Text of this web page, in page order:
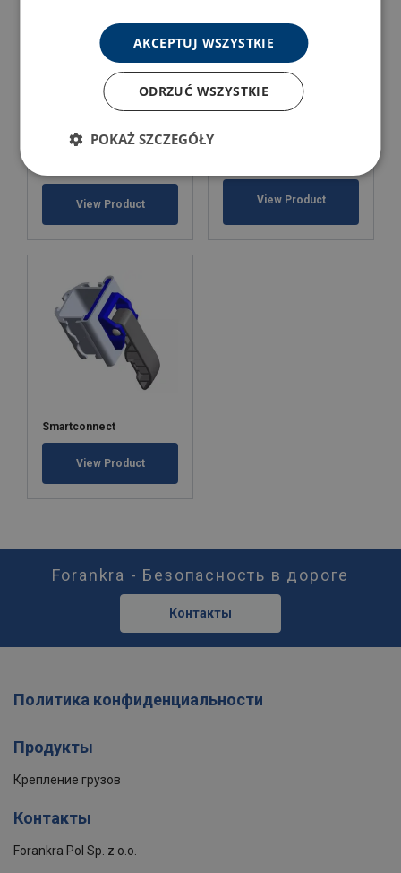
View Product View Product
Smartconnect
View Product
Forankra - Безопасность в дороге
Контакты
Политика конфиденциальности
Продукты
Крепление грузов
Контакты
Forankra Pol Sp. z o.o.
AKCEPTUJ WSZYSTKIE
ODRZUĆ WSZYSTKIE
POKAŻ SZCZEGÓŁY